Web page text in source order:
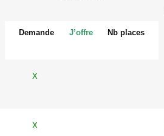
Demande J’offre Nb places
X
X